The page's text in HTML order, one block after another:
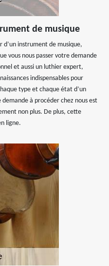
de musique
d’un instrument de musique,
vous nous passer votre demande
et aussi un luthier expert,
indispensables pour
type et chaque état d’un
à procéder chez nous est
non plus. De plus, cette
ligne.